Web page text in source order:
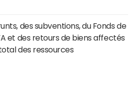
des subventions, du Fonds de
et des retours de biens affectés
des ressources